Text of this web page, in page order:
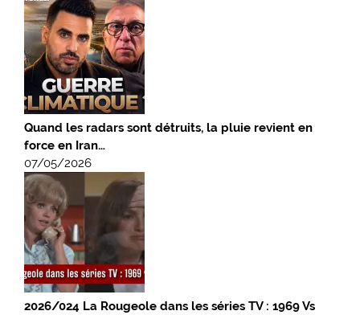
Quand les radars sont détruits, la pluie revient en
force en Iran…
07/05/2026
2026/024 La Rougeole dans les séries TV : 1969 Vs